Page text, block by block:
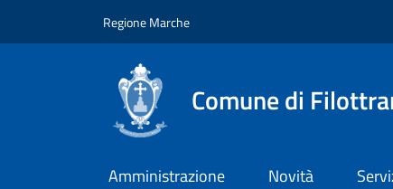
Regione Marche
Comune di
Amministrazione Novità